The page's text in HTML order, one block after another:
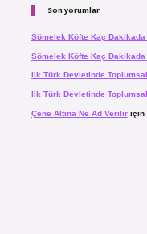
Son yorumlar
Sömelek Köfte Kaç
Sömelek Köfte Kaç
Ilk Türk Devletinde
Ilk Türk Devletinde
Çene Altına Ne Ad Veriliriçin